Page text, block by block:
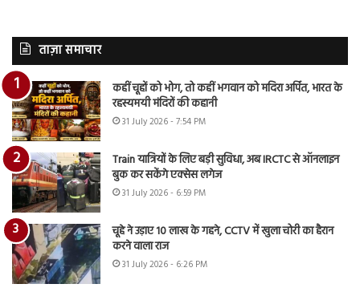
ताज़ा समाचार
कहीं चूहों को भोग, तो कहीं भगवान को मदिरा अर्पित, भारत के
रहस्यमयी मंदिरों की कहानी
31 July 2026 - 7:54 PM
Train यात्रियों के लिए बड़ी सुविधा, अब IRCTC से ऑनलाइन
बुक कर सकेंगे एक्सेस लगेज
31 July 2026 - 6:59 PM
चूहे ने उड़ाए 10 लाख के गहने, CCTV में खुला चोरी का हैरान
करने वाला राज
31 July 2026 - 6:26 PM